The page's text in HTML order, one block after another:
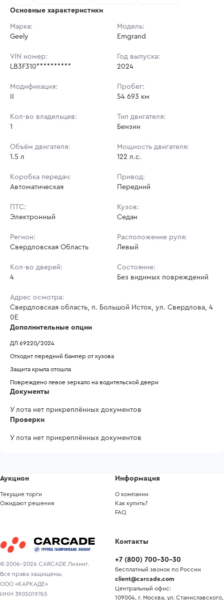
Шаг торгов: 13 023 ₽
Кол-во ставок:
Ставок не найдено
в аукционах
Основные характеристики
Марка:
Geely
Модель:
Emgrand
VIN номер:
LB3F310**********
Год выпуска:
2024
Модификация:
Пробег:
54 693 км
Кол-во владельцев:
1
Тип двигателя:
Бензин
Объём двигателя:
1.5 л
Мощность двигателя:
122 л.с.
Коробка передач:
Автоматическая
Привод:
Передний
ПТС:
Электронный
Кузов:
Седан
Регион:
Свердловская Область
Расположение руля:
Левый
Кол-во дверей:
4
Состояние:
Без видимых повреждений
Адрес осмотра:
Свердловская область, п. Большой Исток, ул. Свердлова, 4
0Е
Дополнительные опции
ДЛ 69220/2024
Отходит передний бампер от кузова
Защита крыла отошла
Повреждено левое зеркало на водительской двери
Документы
У лота нет прикреплённых документов
Проверки
У лота нет прикреплённых документов
© 2006-2026 CARCADE Лизинг.
Все права защищены.
ООО «КАРКАДЕ»
ИНН 3905019765
Аукцион
Текущие торги
Ожидают решения
Информация
О компании
Как купить?
FAQ
Контакты
+7 (800) 700-30-30
бесплатный звонок по России
client@carcade.com
Центральный офис:
109004, г. Москва, ул. Станиславского,